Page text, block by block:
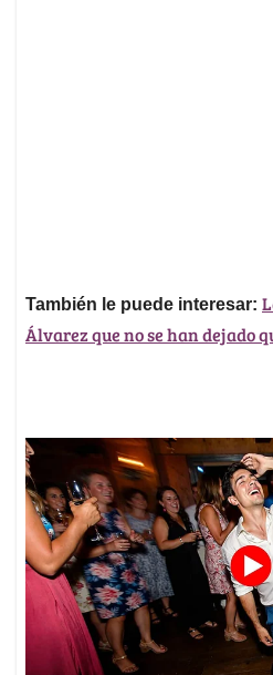
También le puede interesar:
Álvarez que no se han dejado